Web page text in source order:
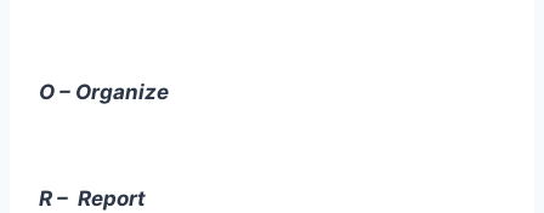
O – Organize
R – Report